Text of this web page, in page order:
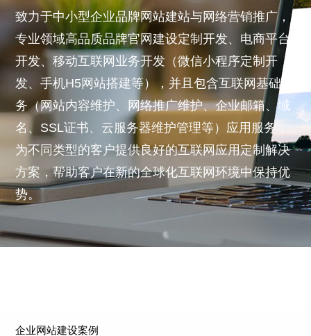
致力于中小型企业品牌网站建站与网络营销推广，
专业领域高品质品牌官网建设定制开发、电商平台
开发、移动互联网业务开发（微信小程序定制开
发、手机H5网站搭建等），并且包含互联网基础服
务（网站内容维护、网络推广维护、企业邮箱、域
名、SSL证书、云服务器维护管理等）应用服务；
为不同类型的客户提供良好的互联网应用定制解决
方案，帮助客户在新的全球化互联网环境中保持优
势。
企业网站建设案例